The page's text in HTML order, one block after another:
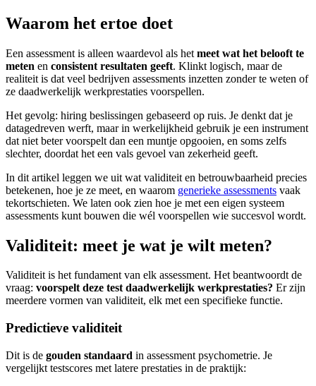
Waarom het ertoe doet
Een assessment is alleen waardevol als het meet wat het belooft te
meten en consistent resultaten geeft. Klinkt logisch, maar de
realiteit is dat veel bedrijven assessments inzetten zonder te weten of
ze daadwerkelijk werkprestaties voorspellen.
Het gevolg: hiring beslissingen gebaseerd op ruis. Je denkt dat je
datagedreven werft, maar in werkelijkheid gebruik je een instrument
dat niet beter voorspelt dan een muntje opgooien, en soms zelfs
slechter, doordat het een vals gevoel van zekerheid geeft.
In dit artikel leggen we uit wat validiteit en betrouwbaarheid precies
betekenen, hoe je ze meet, en waarom generieke assessments vaak
tekortschieten. We laten ook zien hoe je met een eigen systeem
assessments kunt bouwen die wél voorspellen wie succesvol wordt.
Validiteit: meet je wat je wilt meten?
Validiteit is het fundament van elk assessment. Het beantwoordt de
vraag: voorspelt deze test daadwerkelijk werkprestaties? Er zijn
meerdere vormen van validiteit, elk met een specifieke functie.
Predictieve validiteit
Dit is de gouden standaard in assessment psychometrie. Je
vergelijkt testscores met latere prestaties in de praktijk: